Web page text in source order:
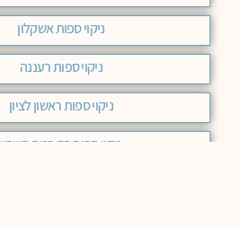
ניקוי ספות אשקלון
ניקוי ספות רעננה
ניקוי ספות ראשון לציון
ניקוי ספות בד רמת השרון